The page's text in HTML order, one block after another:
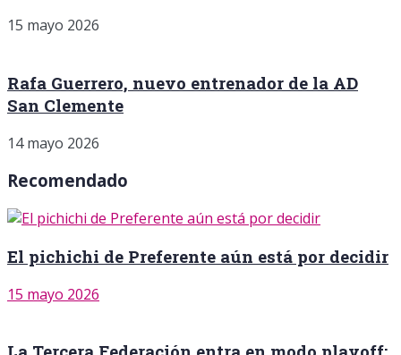
15 mayo 2026
Rafa Guerrero, nuevo entrenador de la AD
San Clemente
14 mayo 2026
Recomendado
El pichichi de Preferente aún está por decidir
15 mayo 2026